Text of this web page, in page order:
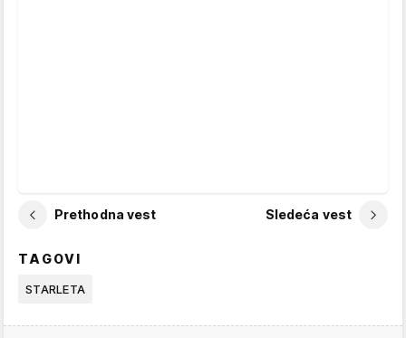
Prethodna vest Sledeća vest
TAGOVI
STARLETA